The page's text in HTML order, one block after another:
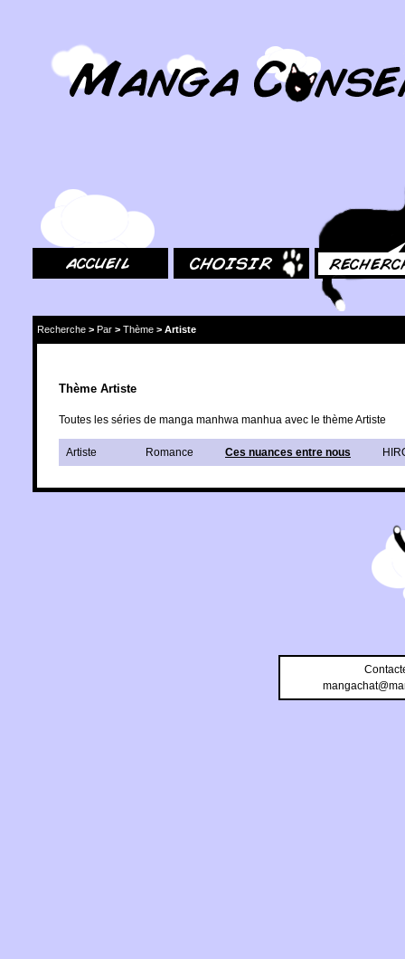
Recherche > Par > Thème > Artiste
Thème Artiste
Toutes les séries de manga manhwa manhua avec le thème Artiste
Artiste Romance Ces nuances entre nous